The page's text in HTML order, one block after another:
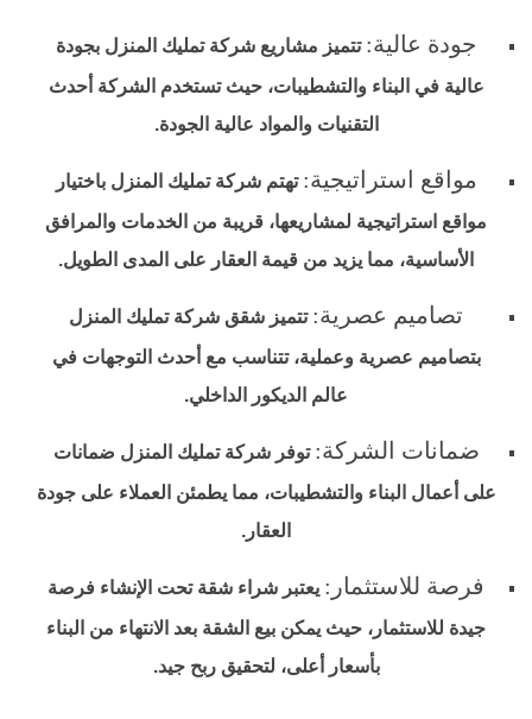
جودة عالية: تتميز مشاريع شركة تمليك المنزل بجودة
عالية في البناء والتشطيبات، حيث تستخدم الشركة أحدث
التقنيات والمواد عالية الجودة.
مواقع استراتيجية: تهتم شركة تمليك المنزل باختيار
مواقع استراتيجية لمشاريعها، قريبة من الخدمات والمرافق
الأساسية، مما يزيد من قيمة العقار على المدى الطويل.
تصاميم عصرية: تتميز شقق شركة تمليك المنزل
بتصاميم عصرية وعملية، تتناسب مع أحدث التوجهات في
عالم الديكور الداخلي.
ضمانات الشركة: توفر شركة تمليك المنزل ضمانات
على أعمال البناء والتشطيبات، مما يطمئن العملاء على جودة
العقار.
فرصة للاستثمار: يعتبر شراء شقة تحت الإنشاء فرصة
جيدة للاستثمار، حيث يمكن بيع الشقة بعد الانتهاء من البناء
بأسعار أعلى، لتحقيق ربح جيد.